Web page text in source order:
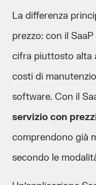
La differenza
prezzo: con il
cifra piuttosto alta
costi di
software. Con il
servizio con
comprendono già
secondo le